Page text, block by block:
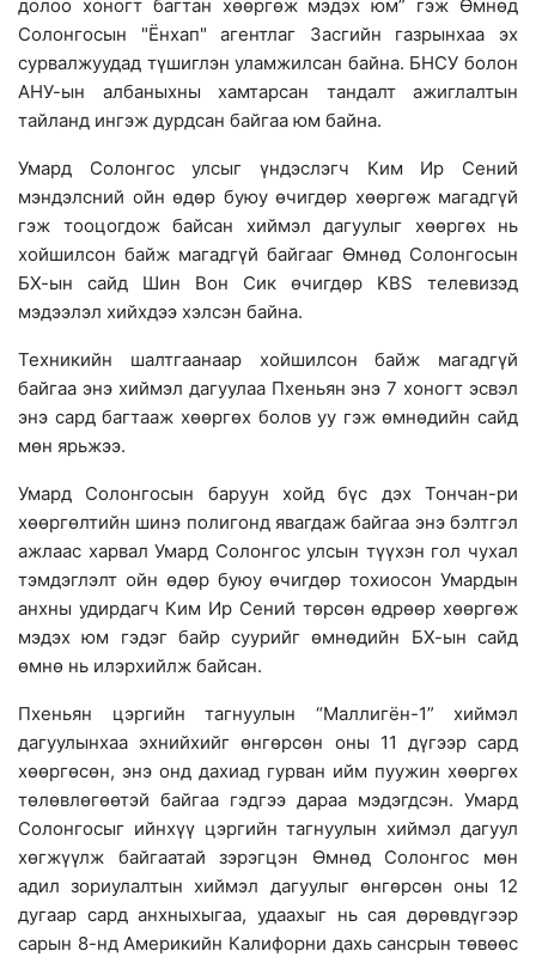
долоо хоногт багтан хөөргөж мэдэх юм” гэж Өмнөд
Солонгосын "Ёнхап" агентлаг Засгийн газрынхаа эх
сурвалжуудад түшиглэн уламжилсан байна. БНСУ болон
АНУ-ын албаныхны хамтарсан тандалт ажиглалтын
тайланд ингэж дурдсан байгаа юм байна.
Умард Солонгос улсыг үндэслэгч Ким Ир Сений
мэндэлсний ойн өдөр буюу өчигдөр хөөргөж магадгүй
гэж тооцогдож байсан хиймэл дагуулыг хөөргөх нь
хойшилсон байж магадгүй байгааг Өмнөд Солонгосын
БХ-ын сайд Шин Вон Сик өчигдөр KBS телевизэд
мэдээлэл хийхдээ хэлсэн байна.
Техникийн шалтгаанаар хойшилсон байж магадгүй
байгаа энэ хиймэл дагуулаа Пхеньян энэ 7 хоногт эсвэл
энэ сард багтааж хөөргөх болов уу гэж өмнөдийн сайд
мөн ярьжээ.
Умард Солонгосын баруун хойд бүс дэх Тончан-ри
хөөргөлтийн шинэ полигонд явагдаж байгаа энэ бэлтгэл
ажлаас харвал Умард Солонгос улсын түүхэн гол чухал
тэмдэглэлт ойн өдөр буюу өчигдөр тохиосон Умардын
анхны удирдагч Ким Ир Сений төрсөн өдрөөр хөөргөж
мэдэх юм гэдэг байр суурийг өмнөдийн БХ-ын сайд
өмнө нь илэрхийлж байсан.
Пхеньян цэргийн тагнуулын “Маллигён-1” хиймэл
дагуулынхаа эхнийхийг өнгөрсөн оны 11 дүгээр сард
хөөргөсөн, энэ онд дахиад гурван ийм пуужин хөөргөх
төлөвлөгөөтэй байгаа гэдгээ дараа мэдэгдсэн. Умард
Солонгосыг ийнхүү цэргийн тагнуулын хиймэл дагуул
хөгжүүлж байгаатай зэрэгцэн Өмнөд Солонгос мөн
адил зориулалтын хиймэл дагуулыг өнгөрсөн оны 12
дугаар сард анхныхыгаа, удаахыг нь сая дөрөвдүгээр
сарын 8-нд Америкийн Калифорни дахь сансрын төвөөс